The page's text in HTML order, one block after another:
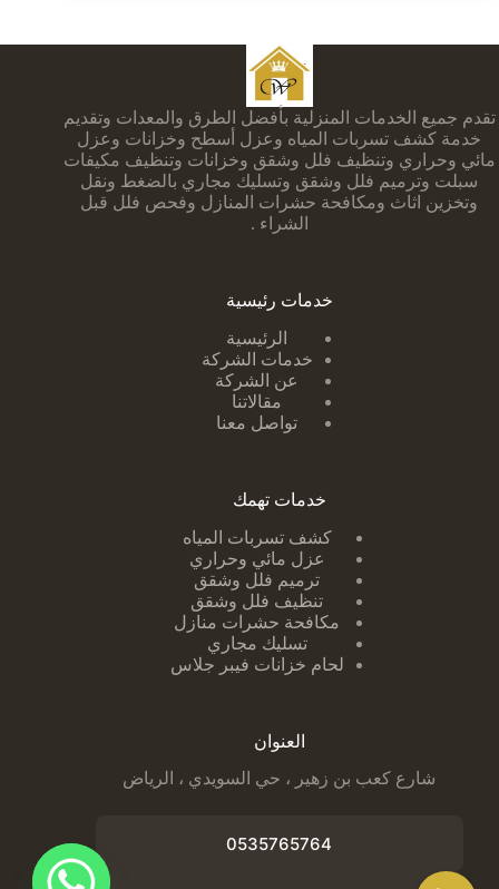
تقدم جميع الخدمات المنزلية بأفضل الطرق والمعدات وتقديم
خدمة كشف تسربات المياه وعزل أسطح وخزانات وعزل
مائي وحراري وتنظيف فلل وشقق وخزانات وتنظيف مكيفات
سبلت وترميم فلل وشقق وتسليك مجاري بالضغط ونقل
وتخزين اثاث ومكافحة حشرات المنازل وفحص فلل قبل
الشراء .
خدمات رئيسية
الرئيسية
خدمات الشركة
عن الشركة
مقالاتنا
تواصل معنا
خدمات تهمك
كشف تسربات ا لمياه
عزل مائي وحراري
ترميم فلل وشقق
تنظيف فلل وشقق
مكافحة حشرات منازل
تسليك مجاري
لحام خزانات فيبر جلاس
العنوان
شارع كعب بن زهير ، حي السويدي ، الرياض
0535765764